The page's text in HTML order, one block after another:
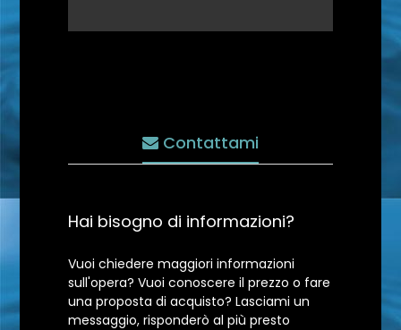
Contattami
Hai bisogno di informazioni?
Vuoi chiedere maggiori informazioni
sull'opera? Vuoi conoscere il prezzo o fare
una proposta di acquisto? Lasciami un
messaggio, risponderò al più presto